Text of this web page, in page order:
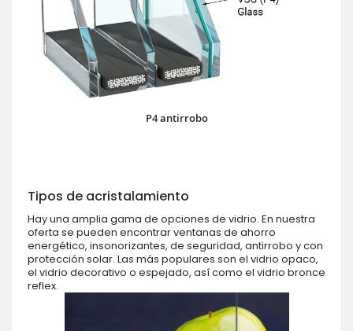
P4 antirrobo
Tipos de acristalamiento
Hay una amplia gama de opciones de vidrio. En nuestra
oferta se pueden encontrar ventanas de ahorro
energético, insonorizantes, de seguridad, antirrobo y con
protección solar. Las más populares son el vidrio opaco,
el vidrio decorativo o espejado, así como el vidrio bronce
reflex.